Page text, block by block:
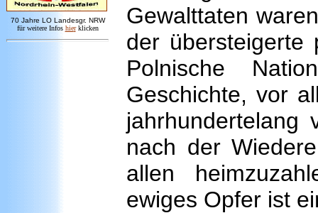
70 Jahre LO Landesgr. NRW
für weitere Infos hier klicken
Gewalttaten
der übersteigerte
Polnische
Geschichte, vor
jahrhundertelang
nach der
allen
ewiges Opfer ist